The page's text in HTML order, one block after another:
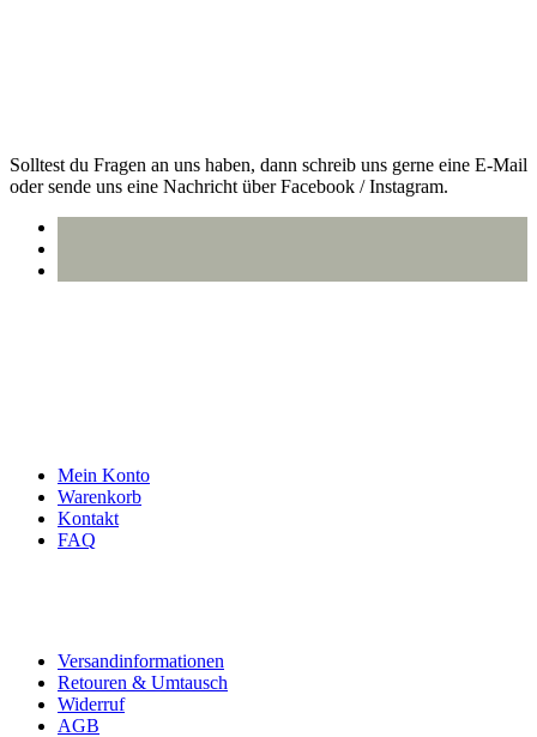
Solltest du Fragen an uns haben, dann schreib uns gerne eine E-Mail
oder sende uns eine Nachricht über Facebook / Instagram.
Mein Konto
Warenkorb
Kontakt
FAQ
Versandinformationen
Retouren & Umtausch
Widerruf
AGB